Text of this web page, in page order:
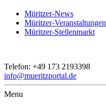
Müritzer-News
Müritzer-Veranstaltungen
Müritzer-Stellenmarkt
Telefon: +49 173 2193398
info@mueritzportal.de
Menu